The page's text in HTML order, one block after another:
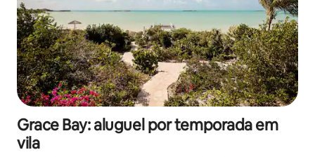
Grace Bay: aluguel por temporada em
vila